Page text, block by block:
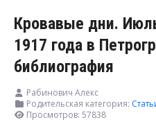
Кровавые дни.
1917 года в
библиография
Рабинович Алекс
Родительская категория:
Просмотров: 57838